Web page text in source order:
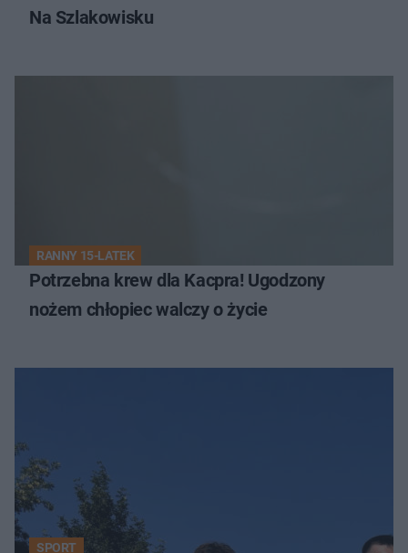
Na Szlakowisku
RANNY 15-LATEK
Potrzebna krew dla Kacpra! Ugodzony
nożem chłopiec walczy o życie
SPORT